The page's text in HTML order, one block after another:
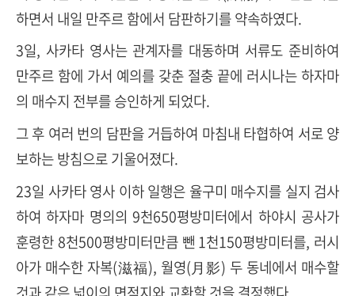
하면서 내일 만주르 함에서 담판하기를 약속하였다.
3일, 사카타 영사는 관계자를 대동하며 서류도 준비하여
만주르 함에 가서 예의를 갖춘 절충 끝에 러시나는 하자마
의 매수지 전부를 승인하게 되었다.
그 후 여러 번의 담판을 거듭하여 마침내 타협하여 서로 양
보하는 방침으로 기울어졌다.
23일 사카타 영사 이하 일행은 율구미 매수지를 실지 검사
하여 하자마 명의의 9천650평방미터에서 하야시 공사가
훈령한 8천500평방미터만큼 뺀 1천150평방미터를, 러시
아가 매수한 자복(滋福), 월영(月影) 두 동네에서 매수할